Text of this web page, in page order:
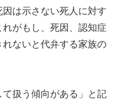
は示さない死人に対す
がもし、死因、認知症
ないと代弁する家族の
扱う傾向がある」と記